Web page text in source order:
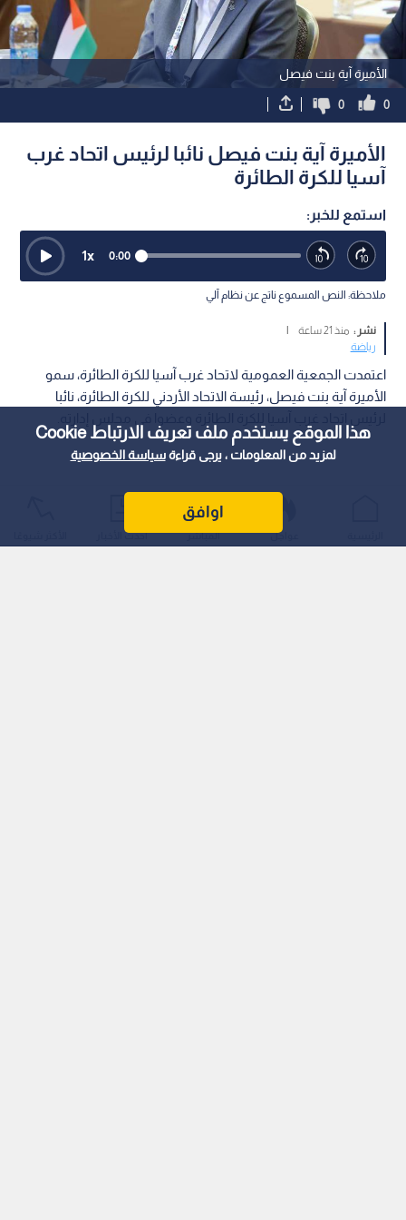
هذا الموقع يستخدم ملف تعريف الارتباط Cookie
لمزيد من المعلومات ، يرجى قراءةسياسة الخصوصية
اوافق
الأميرة آية بنت فيصل
0
0
الأميرة آية بنت فيصل نائبا لرئيس اتحاد غرب
آسيا للكرة الطائرة
استمع للخبر:
0:00
1x
ملاحظة: النص المسموع ناتج عن نظام آلي
نشر : منذ 21 ساعة
|
رياضة
اعتمدت الجمعية العمومية لاتحاد غرب آسيا للكرة الطائرة، سمو
الأميرة آية بنت فيصل، رئيسة الاتحاد الأردني للكرة الطائرة، نائبا
عواجل المباشر أحدث الأخبار